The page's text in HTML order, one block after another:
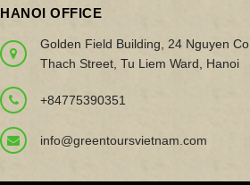
HANOI OFFICE
Golden Field Building, 24 Nguyen Co
Thach Street, Tu Liem Ward, Hanoi
+84775390351
info@greentoursvietnam.com